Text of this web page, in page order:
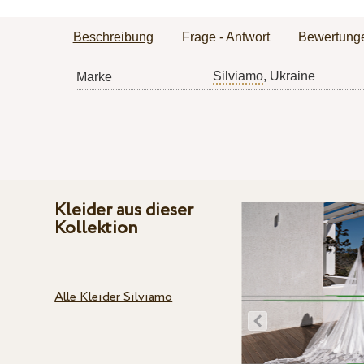
Beschreibung Frage - Antwort
Marke Silviamo, Ukraine
Kleider aus dieser
Kollektion
Alle Kleider Silviamo